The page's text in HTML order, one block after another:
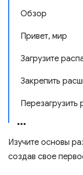
Обзор
Привет, мир
Загрузите
Закрепить
Перезагрузить
Изучите основы
создав свое